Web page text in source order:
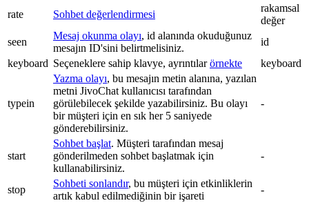
rate
Sohbet değerlendirmesi
rakamsal
değer
seen
Mesaj okunma olayı, id alanında okuduğunuz
mesajın ID'sini belirtmelisiniz.
id
keyboard Seçeneklere sahip klavye, ayrıntılarörnekte keyboard
typein
Yazma olayı, bu mesajın metin alanına, yazılan
metni JivoChat kullanıcısı tarafından
görülebilecek şekilde yazabilirsiniz. Bu olayı
bir müşteri için en sık her 5 saniyede
gönderebilirsiniz.
-
start
Sohbet başlat. Müşteri tarafından mesaj
gönderilmeden sohbet başlatmak için
kullanabilirsiniz.
-
stop
Sohbeti sonlandır, bu müşteri için etkinliklerin
artık kabul edilmediğinin bir işareti
-